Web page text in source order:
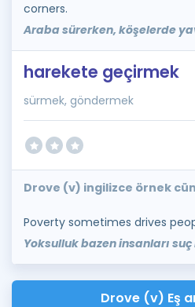
corners.
Araba sürerken, köşelerde
harekete geçirmek
sürmek, göndermek
Drove (v) ingilizce örnek
Poverty sometimes drives
Yoksulluk bazen insanları
Drove (v) Eş